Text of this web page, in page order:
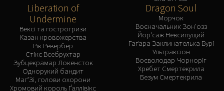
Liberation of
Undermine
Вексі та гострогризи
Казан кровожерства
Рік Ревербер
Стікс Всебрухтар
Зубцекрамар Локенсток
Однорукий бандит
Маґ'Зі, голови охорони
Хромовий король Ґаллівікс
Dragon Soul
Морчок
Воєначальник Зон'озз
Йор'саж Невсипущий
Гаґара Заклинателька Бурі
Ультраксіон
Воєволодар Чорноріг
Хребет Смертекрила
Безум Смертекрила